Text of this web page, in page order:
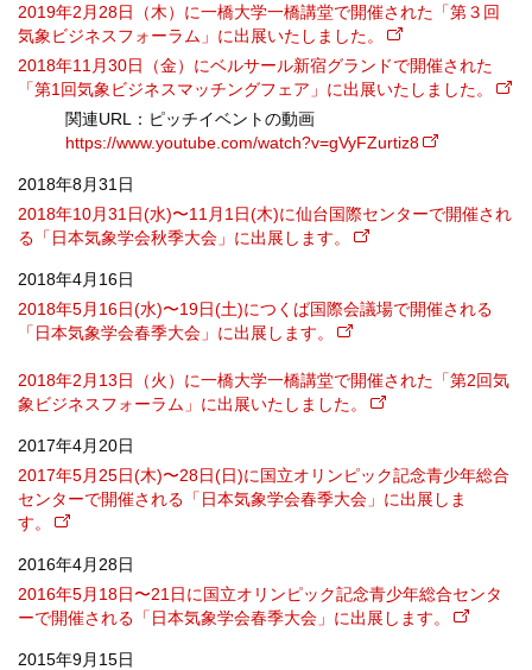
2019年2月28日（木）に一橋大学一橋講堂で開催された「第３回
気象ビジネスフォーラム」に出展いたしました。
2018年11月30日（金）にベルサール新宿グランドで開催された
「第1回気象ビジネスマッチングフェア」に出展いたしました。
関連URL：ピッチイベントの動画
https://www.youtube.com/watch?v=gVyFZurtiz8
2018年8月31日
2018年10月31日(水)〜11月1日(木)に仙台国際センターで開催され
る「日本気象学会秋季大会」に出展します。
2018年4月16日
2018年5月16日(水)〜19日(土)につくば国際会議場で開催される
「日本気象学会春季大会」に出展します。
2018年2月13日（火）に一橋大学一橋講堂で開催された「第2回気
象ビジネスフォーラム」に出展いたしました。
2017年4月20日
2017年5月25日(木)〜28日(日)に国立オリンピック記念青少年総合
センターで開催される「日本気象学会春季大会」に出展しま
す。
2016年4月28日
2016年5月18日〜21日に国立オリンピック記念青少年総合センタ
ーで開催される「日本気象学会春季大会」に出展します。
2015年9月15日